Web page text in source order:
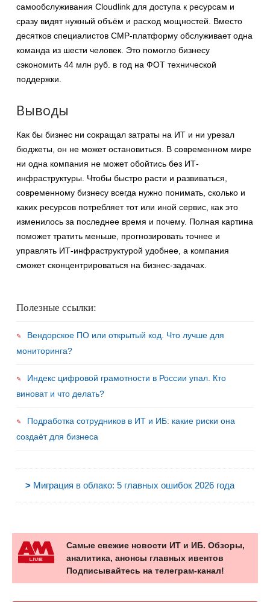
самообслуживания Cloudlink для доступа к ресурсам и
сразу видят нужный объём и расход мощностей. Вместо
десятков специалистов CMP-платформу обслуживает одна
команда из шести человек. Это помогло бизнесу
сэкономить 44 млн руб. в год на ФОТ технической
поддержки.
Выводы
Как бы бизнес ни сокращал затраты на ИТ и ни урезал
бюджеты, он не может остановиться. В современном мире
ни одна компания не может обойтись без ИТ-
инфраструктуры. Чтобы быстро расти и развиваться,
современному бизнесу всегда нужно понимать, сколько и
каких ресурсов потребляет тот или иной сервис, как это
изменилось за последнее время и почему. Полная картина
поможет тратить меньше, прогнозировать точнее и
управлять ИТ-инфраструктурой удобнее, а компания
сможет сконцентрироваться на бизнес-задачах.
Полезные ссылки:
Вендорское ПО или открытый код. Что лучше для
мониторинга?
Индекс цифровой грамотности в России упал. Кто
виноват и что делать?
Подработка сотрудников в ИТ и ИБ: какие риски она
создаёт для бизнеса
> Миграция в облако: 5 главных ошибок 2026 года
Самые свежие новости ИТ и ИБ. Обзоры,
аналитика, анонсы главных ивентов
Подписывайтесь на телеграм-канал!